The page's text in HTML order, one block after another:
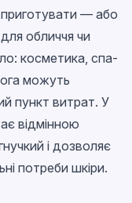
— або
обличчя чи
косметика, спа-
можуть
пункт витрат. У
відмінною
і дозволяє
потреби шкіри.